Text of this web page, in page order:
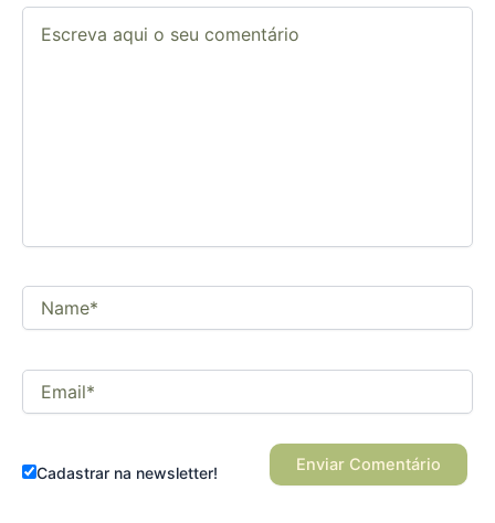
Escreva
aqui
Name*
Email*
Cadastrar na newsletter!